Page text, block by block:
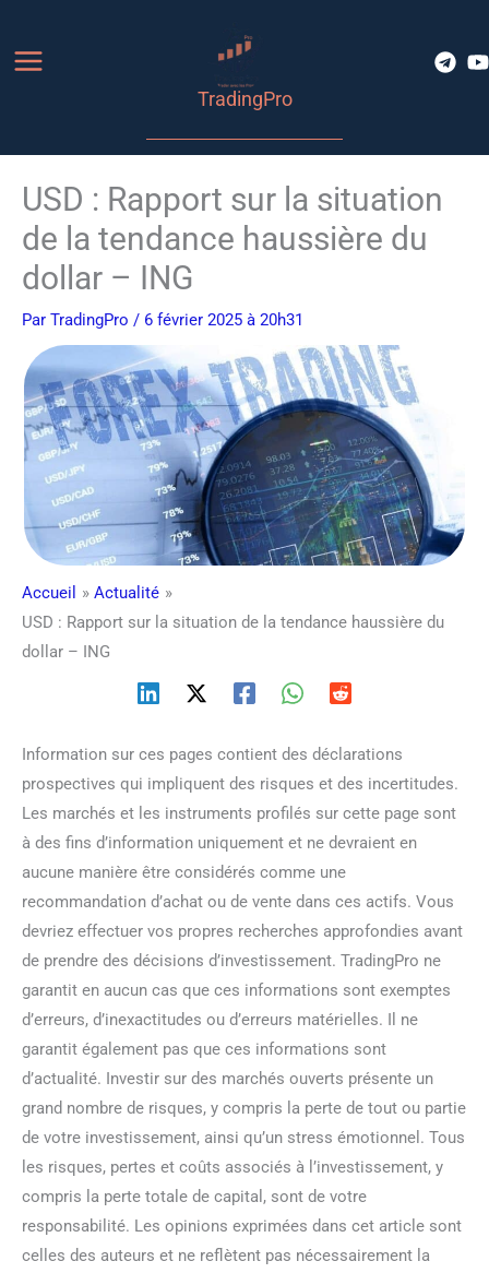
contenu
TradingPro
USD : Rapport sur la situation
de la tendance haussière du
dollar – ING
Par TradingPro / 6 février 2025 à 20h31
Accueil
Actualité
USD : Rapport sur la situation de la tendance haussière du
dollar – ING
Information sur ces pages contient des déclarations
prospectives qui impliquent des risques et des incertitudes.
Les marchés et les instruments profilés sur cette page sont
à des fins d’information uniquement et ne devraient en
aucune manière être considérés comme une
recommandation d’achat ou de vente dans ces actifs. Vous
devriez effectuer vos propres recherches approfondies avant
de prendre des décisions d’investissement. TradingPro ne
garantit en aucun cas que ces informations sont exemptes
d’erreurs, d’inexactitudes ou d’erreurs matérielles. Il ne
garantit également pas que ces informations sont
d’actualité. Investir sur des marchés ouverts présente un
grand nombre de risques, y compris la perte de tout ou partie
de votre investissement, ainsi qu’un stress émotionnel. Tous
les risques, pertes et coûts associés à l’investissement, y
compris la perte totale de capital, sont de votre
responsabilité. Les opinions exprimées dans cet article sont
celles des auteurs et ne reflètent pas nécessairement la